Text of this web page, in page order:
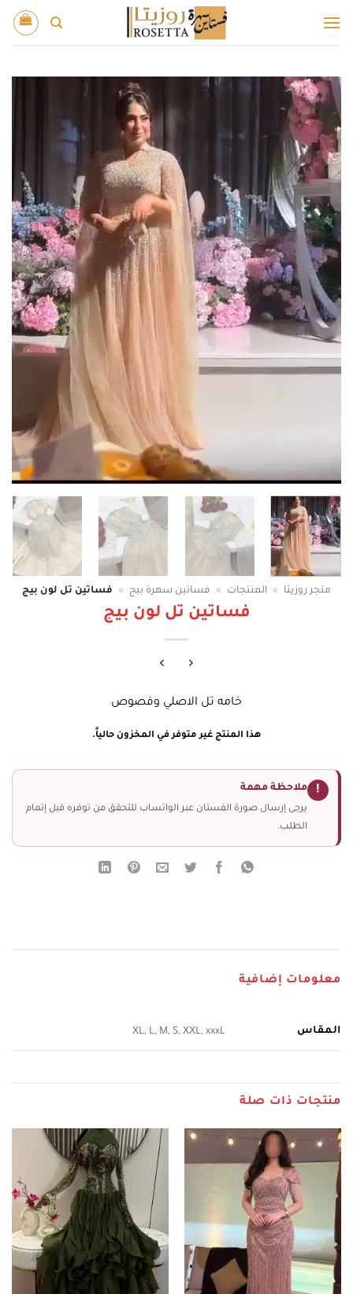
للمحتوى
متجر روزيتا » المنتجات » فساتين سهرة بيج » فساتين تل لون بيج
فساتين تل لون بيج
خامه تل الاصلي وفصوص
هذا المنتج غير متوفر في المخزون حالياً.
! ملاحظة مهمة
يرجى إرسال صورة الفستان عبر الواتساب للتحقق من توفره قبل إتمام
الطلب.
معلومات إضافية
المقاس XL, L, M, S, XXL, xxxL
منتجات ذات صلة